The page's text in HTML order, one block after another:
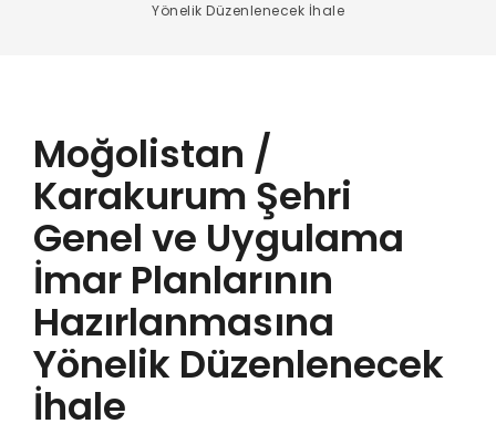
YAYINLARIMIZ
ENERJİ İZLEME
İLETİŞİM
Yönelik Düzenlenecek İhale
Moğolistan /
Karakurum Şehri
Genel ve Uygulama
İmar Planlarının
Hazırlanmasına
Yönelik Düzenlenecek
İhale